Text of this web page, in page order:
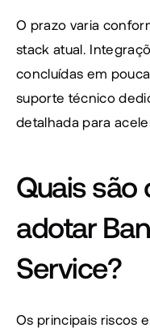
O prazo varia
stack atual.
concluídas em
suporte técnico
detalhada para
Quais são
adotar
Service?
Os principais riscos